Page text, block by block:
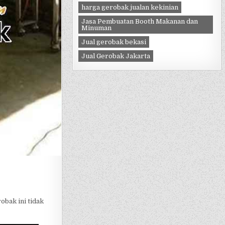
ini tidak
harga gerobak jualan kekinian
Jasa Pembuatan Booth Makanan dan
Minuman
Jual gerobak bekasi
Jual Gerobak Jakarta